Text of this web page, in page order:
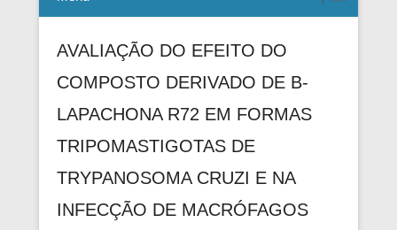
AVALIAÇÃO DO EFEITO DO
COMPOSTO DERIVADO DE Β-
LAPACHONA R72 EM FORMAS
TRIPOMASTIGOTAS DE
TRYPANOSOMA CRUZI E NA
INFECÇÃO DE MACRÓFAGOS